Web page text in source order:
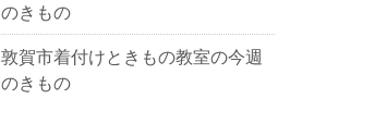
のきもの
敦賀市着付けときもの教室の今週
のきもの